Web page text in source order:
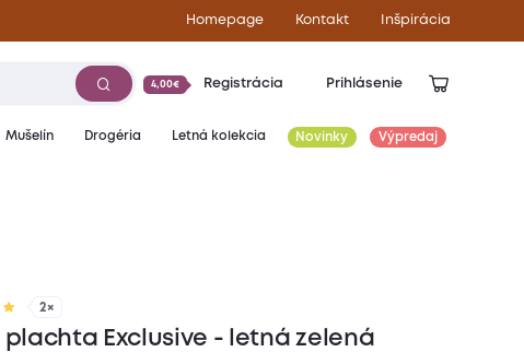
Homepage Kontakt Inšpirácia
4,00€ Registrácia Prihlásenie
Mušelín Drogéria Letná kolekcia Novinky Výpredaj
2×
plachta Exclusive - letná zelená